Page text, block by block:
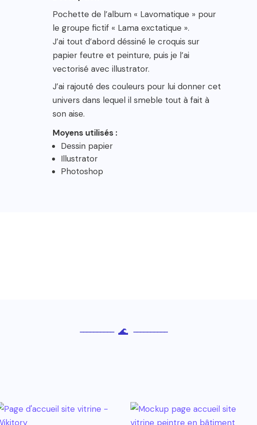
Pochette de l’album « Lavomatique » pour
le groupe fictif « Lama exctatique ».
J’ai tout d’abord déssiné le croquis sur
papier feutre et peinture, puis je l’ai
vectorisé avec illustrator.
J’ai rajouté des couleurs pour lui donner cet
univers dans lequel il smeble tout à fait à
son aise.
Moyens utilisés :
Dessin papier
Illustrator
Photoshop
---------- 🌊 ----------